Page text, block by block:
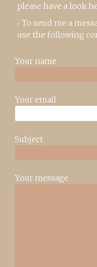
please have a look
To send me a
use the following
Your name
Your email
Subject
Your message